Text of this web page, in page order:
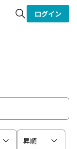
ログイン
昇順